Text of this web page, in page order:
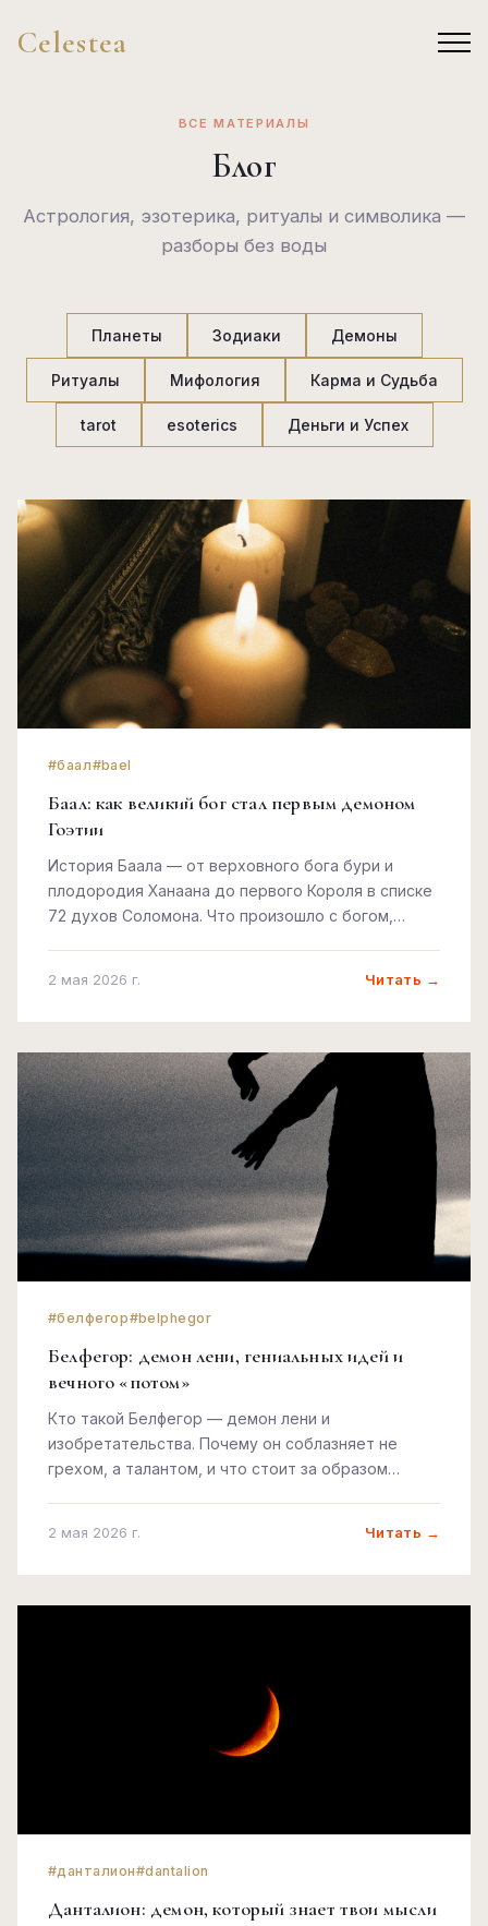
Celestea
ВСЕ МАТЕРИАЛЫ
Блог
Астрология, эзотерика, ритуалы и символика —
разборы без воды
Планеты Зодиаки Демоны
Ритуалы Мифология Карма и Судьба
tarot esoterics Деньги и Успех
#баал#bael
Баал: как великий бог стал первым демоном
Гоэтии
История Баала — от верховного бога бури и
плодородия Ханаана до первого Короля в списке
72 духов Соломона. Что произошло с богом,
2 мая 2026 г. Читать →
#белфегор#belphegor
Белфегор: демон лени, гениальных идей и
вечного «потом»
Кто такой Белфегор — демон лени и
изобретательства. Почему он соблазняет не
грехом, а талантом, и что стоит за образом
2 мая 2026 г. Читать →
#данталион#dantalion
Данталион: демон, который знает твои мысли